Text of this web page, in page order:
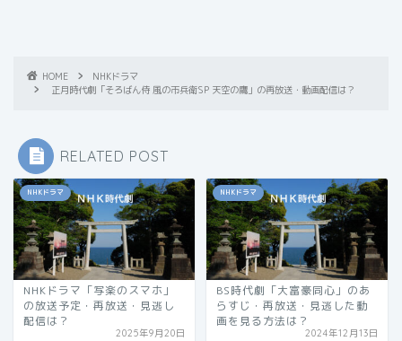
HOME
NHKドラマ
正月時代劇「そろばん侍 風の市兵衛SP 天空の鷹」の再放送・動画配信は？
RELATED POST
NHKドラマ
NHKドラマ「写楽のスマホ」
の放送予定・再放送・見逃し
配信は？
2025年9月20日
NHKドラマ
BS時代劇「大富豪同心」のあ
らすじ・再放送・見逃した動
画を見る方法は？
2024年12月13日